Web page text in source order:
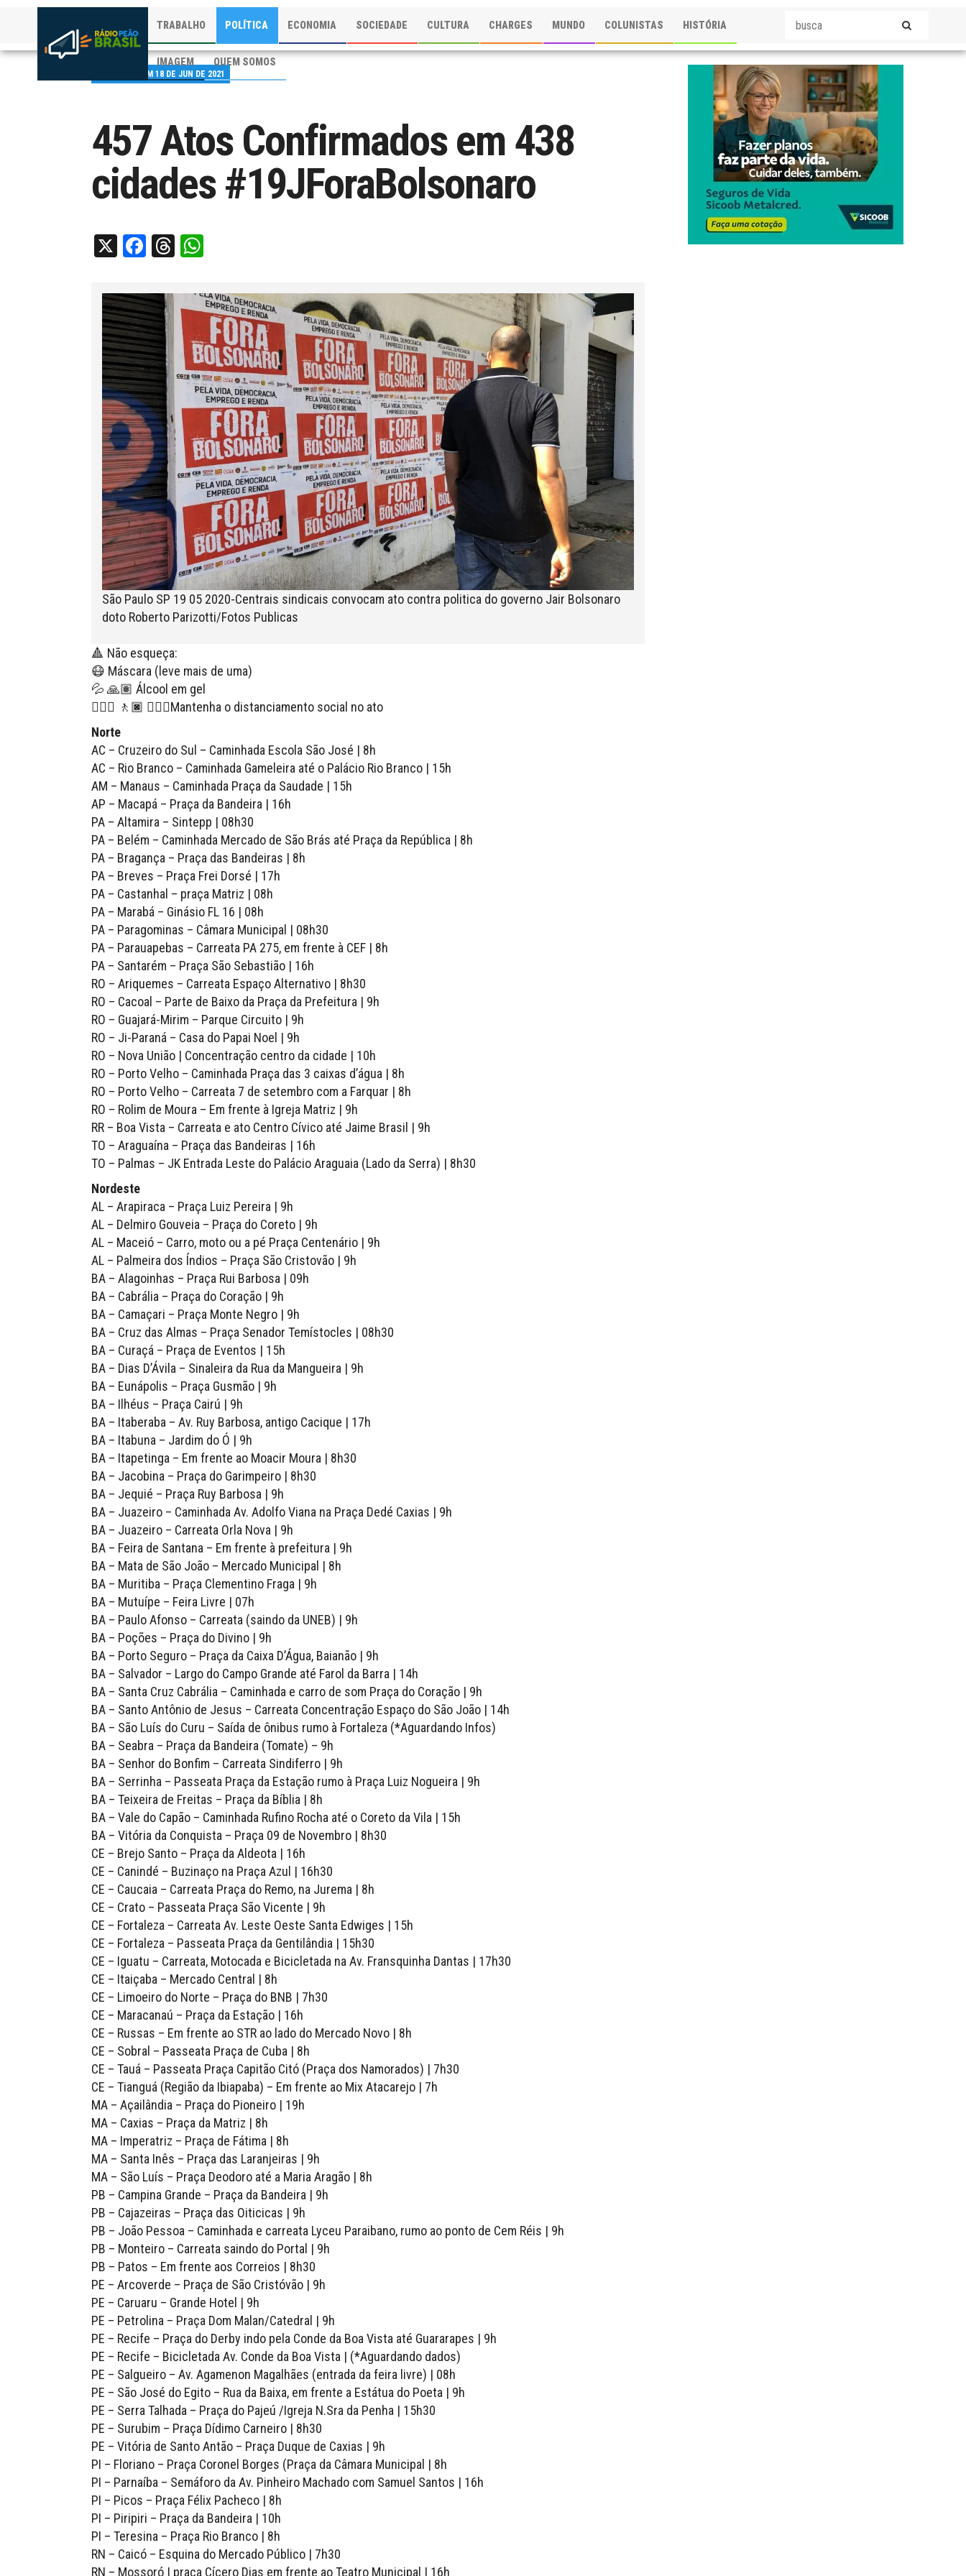
TRABALHO POLÍTICA ECONOMIA SOCIEDADE CULTURA CHARGES MUNDO COLUNISTAS HISTÓRIA
IMAGEM QUEM SOMOS
PUBLICADO EM 18 DE JUN DE 2021
457 Atos Confirmados em 438
cidades #19JForaBolsonaro
X Facebook
Threads
São Paulo SP 19 05 2020-Centrais sindicais convocam ato contra politica do governo Jair Bolsonaro
doto Roberto Parizotti/Fotos Publicas
🔺 Não esqueça:
😷 Máscara (leve mais de uma)
💦 🙏🏽 Álcool em gel
🚶🏻‍♀️ 🚶🏿 🚶🏿‍♀️Mantenha o distanciamento social no ato
Norte
AC – Cruzeiro do Sul – Caminhada Escola São José | 8h
AC – Rio Branco – Caminhada Gameleira até o Palácio Rio Branco | 15h
AM – Manaus – Caminhada Praça da Saudade | 15h
AP – Macapá – Praça da Bandeira | 16h
PA – Altamira – Sintepp | 08h30
PA – Belém – Caminhada Mercado de São Brás até Praça da República | 8h
PA – Bragança – Praça das Bandeiras | 8h
PA – Breves – Praça Frei Dorsé | 17h
PA – Castanhal – praça Matriz | 08h
PA – Marabá – Ginásio FL 16 | 08h
PA – Paragominas – Câmara Municipal | 08h30
PA – Parauapebas – Carreata PA 275, em frente à CEF | 8h
PA – Santarém – Praça São Sebastião | 16h
RO – Ariquemes – Carreata Espaço Alternativo | 8h30
RO – Cacoal – Parte de Baixo da Praça da Prefeitura | 9h
RO – Guajará-Mirim – Parque Circuito | 9h
RO – Ji-Paraná – Casa do Papai Noel | 9h
RO – Nova União | Concentração centro da cidade | 10h
RO – Porto Velho – Caminhada Praça das 3 caixas d’água | 8h
RO – Porto Velho – Carreata 7 de setembro com a Farquar | 8h
RO – Rolim de Moura – Em frente à Igreja Matriz | 9h
RR – Boa Vista – Carreata e ato Centro Cívico até Jaime Brasil | 9h
TO – Araguaína – Praça das Bandeiras | 16h
TO – Palmas – JK Entrada Leste do Palácio Araguaia (Lado da Serra) | 8h30
Nordeste
AL – Arapiraca – Praça Luiz Pereira | 9h
AL – Delmiro Gouveia – Praça do Coreto | 9h
AL – Maceió – Carro, moto ou a pé Praça Centenário | 9h
AL – Palmeira dos Índios – Praça São Cristovão | 9h
BA – Alagoinhas – Praça Rui Barbosa | 09h
BA – Cabrália – Praça do Coração | 9h
BA – Camaçari – Praça Monte Negro | 9h
BA – Cruz das Almas – Praça Senador Temístocles | 08h30
BA – Curaçá – Praça de Eventos | 15h
BA – Dias D’Ávila – Sinaleira da Rua da Mangueira | 9h
BA – Eunápolis – Praça Gusmão | 9h
BA – Ilhéus – Praça Cairú | 9h
BA – Itaberaba – Av. Ruy Barbosa, antigo Cacique | 17h
BA – Itabuna – Jardim do Ó | 9h
BA – Itapetinga – Em frente ao Moacir Moura | 8h30
BA – Jacobina – Praça do Garimpeiro | 8h30
BA – Jequié – Praça Ruy Barbosa | 9h
BA – Juazeiro – Caminhada Av. Adolfo Viana na Praça Dedé Caxias | 9h
BA – Juazeiro – Carreata Orla Nova | 9h
BA – Feira de Santana – Em frente à prefeitura | 9h
BA – Mata de São João – Mercado Municipal | 8h
BA – Muritiba – Praça Clementino Fraga | 9h
BA – Mutuípe – Feira Livre | 07h
BA – Paulo Afonso – Carreata (saindo da UNEB) | 9h
BA – Poções – Praça do Divino | 9h
BA – Porto Seguro – Praça da Caixa D’Água, Baianão | 9h
BA – Salvador – Largo do Campo Grande até Farol da Barra | 14h
BA – Santa Cruz Cabrália – Caminhada e carro de som Praça do Coração | 9h
BA – Santo Antônio de Jesus – Carreata Concentração Espaço do São João | 14h
BA – São Luís do Curu – Saída de ônibus rumo à Fortaleza (*Aguardando Infos)
BA – Seabra – Praça da Bandeira (Tomate) – 9h
BA – Senhor do Bonfim – Carreata Sindiferro | 9h
BA – Serrinha – Passeata Praça da Estação rumo à Praça Luiz Nogueira | 9h
BA – Teixeira de Freitas – Praça da Bíblia | 8h
BA – Vale do Capão – Caminhada Rufino Rocha até o Coreto da Vila | 15h
BA – Vitória da Conquista – Praça 09 de Novembro | 8h30
CE – Brejo Santo – Praça da Aldeota | 16h
CE – Canindé – Buzinaço na Praça Azul | 16h30
CE – Caucaia – Carreata Praça do Remo, na Jurema | 8h
CE – Crato – Passeata Praça São Vicente | 9h
CE – Fortaleza – Carreata Av. Leste Oeste Santa Edwiges | 15h
CE – Fortaleza – Passeata Praça da Gentilândia | 15h30
CE – Iguatu – Carreata, Motocada e Bicicletada na Av. Fransquinha Dantas | 17h30
CE – Itaiçaba – Mercado Central | 8h
CE – Limoeiro do Norte – Praça do BNB | 7h30
CE – Maracanaú – Praça da Estação | 16h
CE – Russas – Em frente ao STR ao lado do Mercado Novo | 8h
CE – Sobral – Passeata Praça de Cuba | 8h
CE – Tauá – Passeata Praça Capitão Citó (Praça dos Namorados) | 7h30
CE – Tianguá (Região da Ibiapaba) – Em frente ao Mix Atacarejo | 7h
MA – Açailândia – Praça do Pioneiro | 19h
MA – Caxias – Praça da Matriz | 8h
MA – Imperatriz – Praça de Fátima | 8h
MA – Santa Inês – Praça das Laranjeiras | 9h
MA – São Luís – Praça Deodoro até a Maria Aragão | 8h
PB – Campina Grande – Praça da Bandeira | 9h
PB – Cajazeiras – Praça das Oiticicas | 9h
PB – João Pessoa – Caminhada e carreata Lyceu Paraibano, rumo ao ponto de Cem Réis | 9h
PB – Monteiro – Carreata saindo do Portal | 9h
PB – Patos – Em frente aos Correios | 8h30
PE – Arcoverde – Praça de São Cristóvão | 9h
PE – Caruaru – Grande Hotel | 9h
PE – Petrolina – Praça Dom Malan/Catedral | 9h
PE – Recife – Praça do Derby indo pela Conde da Boa Vista até Guararapes | 9h
PE – Recife – Bicicletada Av. Conde da Boa Vista | (*Aguardando dados)
PE – Salgueiro – Av. Agamenon Magalhães (entrada da feira livre) | 08h
PE – São José do Egito – Rua da Baixa, em frente a Estátua do Poeta | 9h
PE – Serra Talhada – Praça do Pajeú /Igreja N.Sra da Penha | 15h30
PE – Surubim – Praça Dídimo Carneiro | 8h30
PE – Vitória de Santo Antão – Praça Duque de Caxias | 9h
PI – Floriano – Praça Coronel Borges (Praça da Câmara Municipal | 8h
PI – Parnaíba – Semáforo da Av. Pinheiro Machado com Samuel Santos | 16h
PI – Picos – Praça Félix Pacheco | 8h
PI – Piripiri – Praça da Bandeira | 10h
PI – Teresina – Praça Rio Branco | 8h
RN – Caicó – Esquina do Mercado Público | 7h30
RN – Mossoró | praça Cícero Dias em frente ao Teatro Municipal | 16h